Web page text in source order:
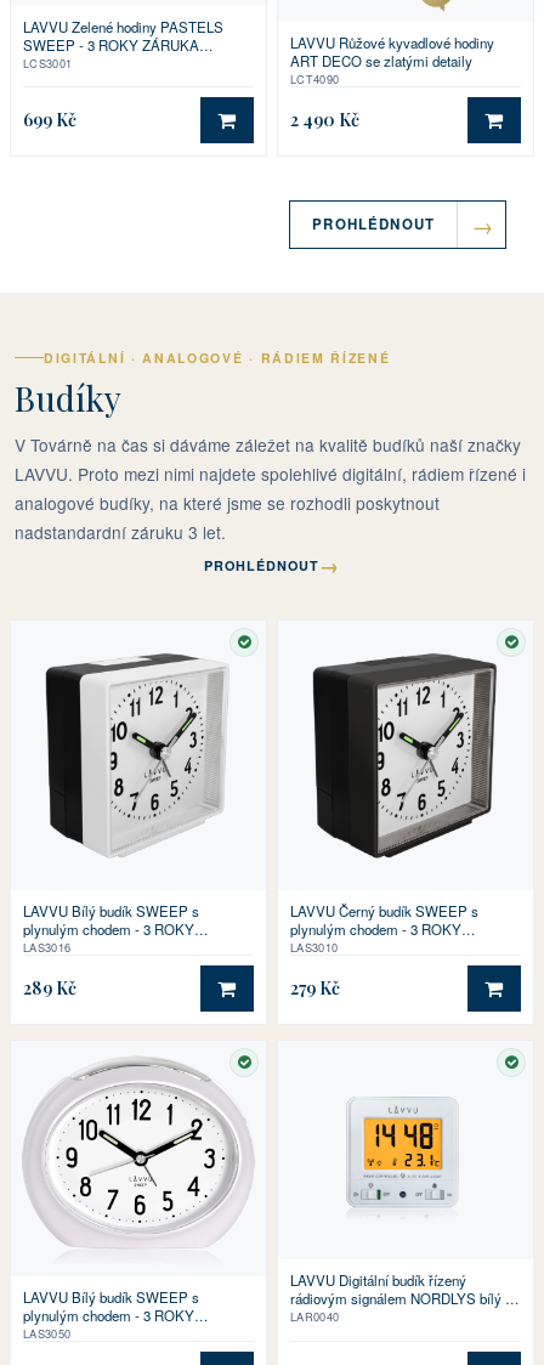
LAVVU Zelené hodiny PASTELS
SWEEP - 3 ROKY ZÁRUKA
⌀29,5cm
LCS3001
699 Kč DO KOŠÍKU
LAVVU Růžové kyvadlové hodiny
ART DECO se zlatými detaily
LCT4090
2 490 Kč DO
PROHLÉDNOUT
DIGITÁLNÍ · ANALOGOVÉ · RÁDIEM ŘÍZENÉ
Budíky
V Továrně na čas si dáváme záležet na kvalitě budíků naší značky
LAVVU. Proto mezi nimi najdete spolehlivé digitální, rádiem řízené i
analogové budíky, na které jsme se rozhodli poskytnout
nadstandardní záruku 3 let.
PROHLÉDNOUT →
SKLADEM
LAVVU Bílý budík SWEEP s
plynulým chodem - 3 ROKY
ZÁRUKA!
LAS3016
289 Kč DO KOŠÍKU
LAVVU Černý budík SWEEP s
plynulým chodem - 3 ROKY
ZÁRUKA!
LAS3010
279 Kč DO
SKLADEM
LAVVU Bílý budík SWEEP s
plynulým chodem - 3 ROKY
ZÁRUKA!
LAS3050
LAVVU Digitální budík řízený
rádiovým signálem NORDLYS bílý se
světelným senzorem
LAR0040